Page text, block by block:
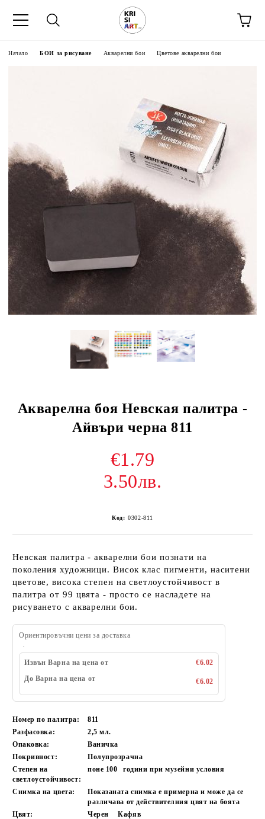
Начало БОИ за рисуване Акварелни бои Цветове акварелни бои
Акварелна боя Невская палитра -
Айвъри черна 811
€1.79
3.50лв.
Код: 0302-811
Невская палитра - акварелни бои познати на
поколения художници. Висок клас пигменти, наситени
цветове, висока степен на светлоустойчивост в
палитра от 99 цвята - просто се насладете на
рисуването с акварелни бои.
Ориентировъчни цени за доставка
Извън Варна на цена от
€6.02
До Варна на цена от
€6.02
Номер по палитра:
811
Разфасовка:
2,5 мл.
Опаковка:
Ваничка
Покривност:
Полупрозрачна
Степен на
светлоустойчивост:
поне 100 години при музейни условия
Снимка на цвета:
Показаната снимка е примерна и може да се
различава от действителния цвят на боята
Цвят:
Черен Кафяв